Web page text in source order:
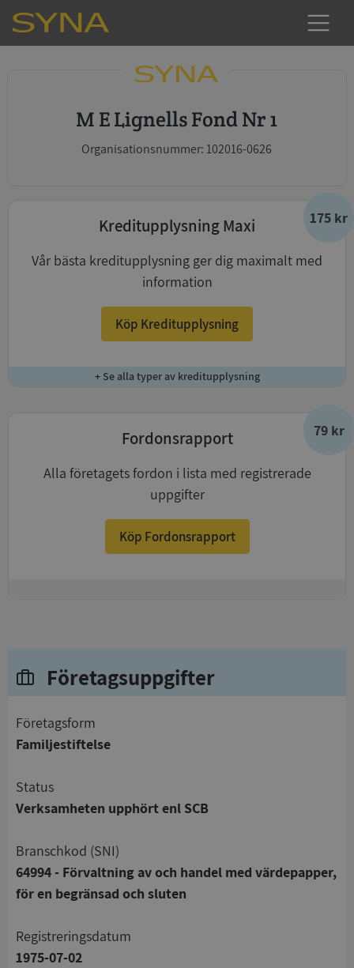
M E Lignells Fond Nr 1
Organisationsnummer: 102016-0626
175 kr
Kreditupplysning Maxi
Vår bästa kreditupplysning ger dig maximalt med
information
Köp Kreditupplysning
+ Se alla typer av kreditupplysning
79 kr
Fordonsrapport
Alla företagets fordon i lista med registrerade
uppgifter
Köp Fordonsrapport
Företagsuppgifter
företagsform
Familjestiftelse
status
Verksamheten upphört enl SCB
branschkod (SNI)
64994 - Förvaltning av och handel med värdepapper,
för en begränsad och sluten
registreringsdatum
1975-07-02